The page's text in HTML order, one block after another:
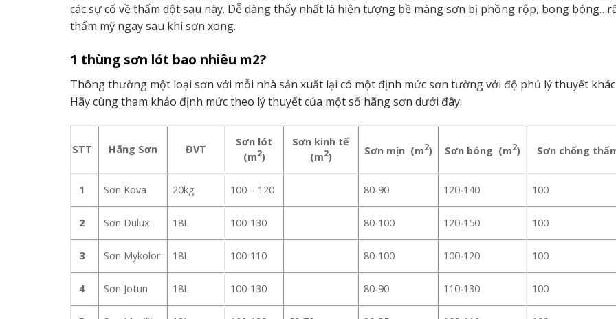
các sự cố về thấm dột sau này. Dễ dàng thấy nhất là hiện tượng bề màng sơn bị phồng rộp, bong
thẩm mỹ ngay sau khi sơn xong.
1 thùng sơn lót bao nhiêu m2?
Thông thường một loại sơn với mỗi nhà sản xuất lại có một định mức sơn tường với độ phủ lý thuyết
Hãy cùng tham khảo định mức theo lý thuyết của một số hãng sơn dưới đây:
STT Hãng Sơn ĐVT
Sơn lót
(m2)
Sơn kinh tế
(m2) Sơn mịn (m2) Sơn bóng (m2) Sơn chống
1 Sơn Kova 20kg 100 – 120 80-90 120-140 100
2 Sơn Dulux 18L 100-130 80-100 120-150 100
3 Sơn Mykolor 18L 100-110 80-100 100-120 100
4 Sơn Jotun 18L 100-130 80-90 110-130 100